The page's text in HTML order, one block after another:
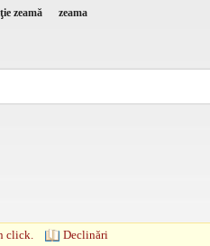
zeamă zeama
click. Declinări